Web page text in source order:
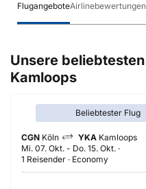
FlugangeboteAirlinebewertungen
Unsere
Kamloops
Beliebtester Flug
CGN Köln YKA Kamloops
Mi. 07. Okt. - Do. 15. Okt.
1 Reisender
Economy